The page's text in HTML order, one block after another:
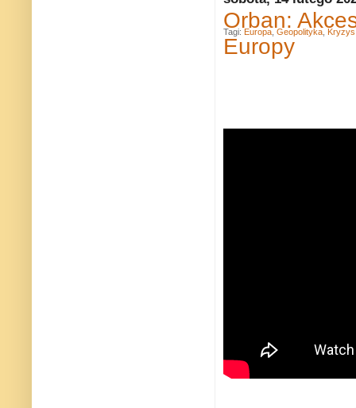
Orban:
Europy
Tagi: Europa Geopolityka